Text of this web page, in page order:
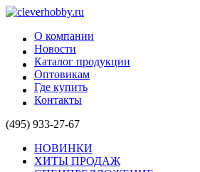
О компании
Новости
Каталог продукции
Оптовикам
Где купить
Контакты
(495) 933-27-67
НОВИНКИ
ХИТЫ ПРОДАЖ